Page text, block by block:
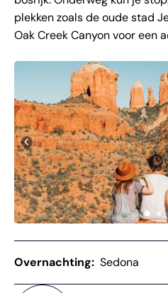
plekken zoals de oude stad
Oak Creek Canyon voor een
Overnachting: Sedona